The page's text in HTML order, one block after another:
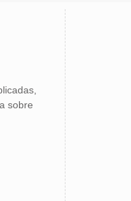
sobre